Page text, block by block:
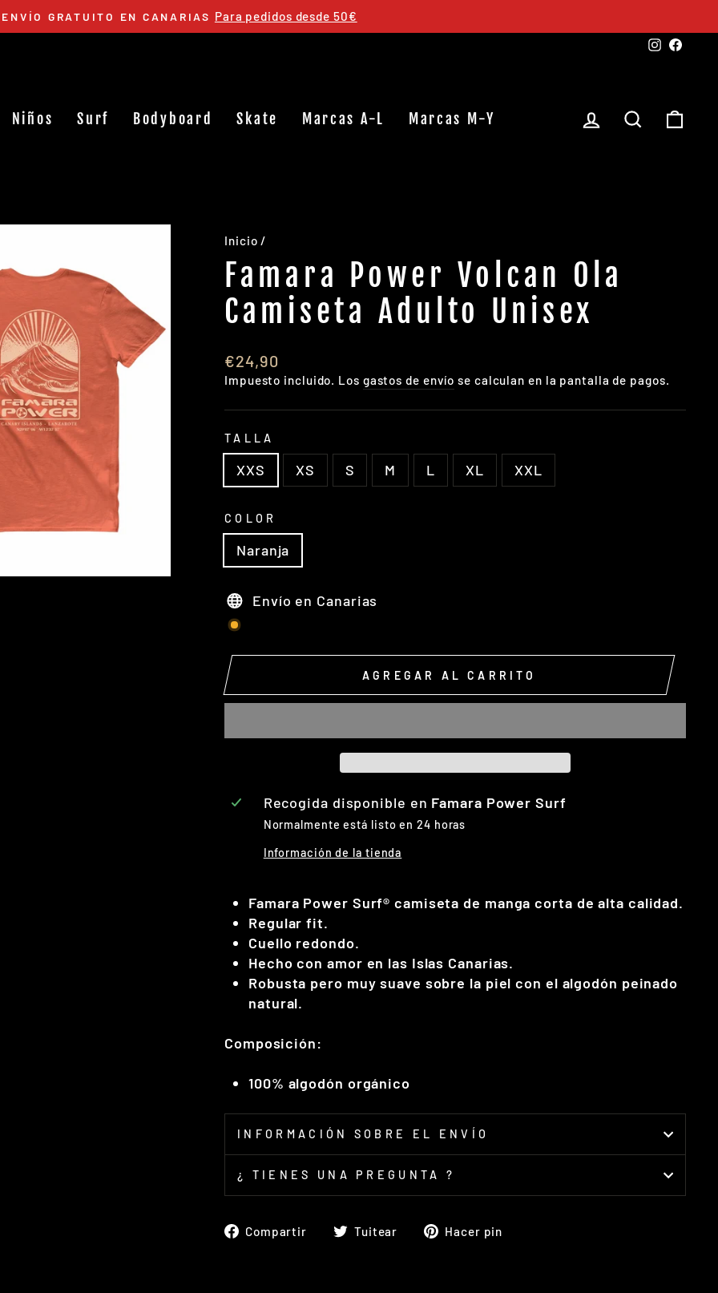
diapositivas
DEVOLUCIÓN hasta 30 días de prueba
Niños Surf Bodyboard Skate Marcas A-L Marcas M-Y IngresarBuscar
Inicio /
Famara Power Volcan Ola
Camiseta Adulto Unisex
Precio
habitual
€24,90
Impuesto incluido. Los gastos de envío se calculan en la pantalla de pagos.
TALLA
XXS XS S M L XL XXL
COLOR
Naranja
Envío en Canarias
AGREGAR AL CARRITO
Recogida disponible en Famara Power Surf
Normalmente está listo en 24 horas
Información de la tienda
Famara Power Surf® camiseta de manga corta de alta calidad.
Regular fit.
Cuello redondo.
Hecho con amor en las Islas Canarias.
Robusta pero muy suave sobre la piel con el algodón peinado
natural.
Composición:
100% algodón orgánico
INFORMACIÓN SOBRE EL ENVÍO
¿ TIENES UNA PREGUNTA ?
Compartir
Compartir
Tuitear
TuitearHacer pin